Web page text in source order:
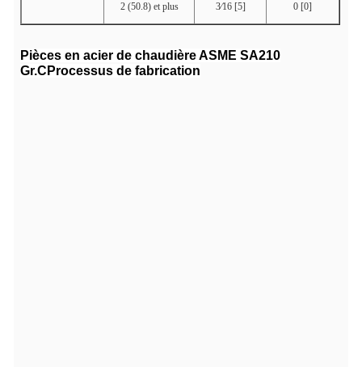
2 (50.8) et plus 3⁄16 [5] 0 [0]
Pièces en acier de chaudière ASME SA210
Gr.C Processus de fabrication